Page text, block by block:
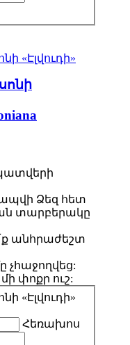
Ձեզ հետ
տարբերակը
անհրաժեշտ
չհաջողվեց:
փոքր ուշ:
«Էլվուդի»
Հեռախոս